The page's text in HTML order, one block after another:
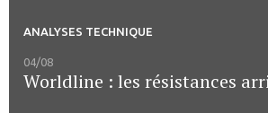
ANALYSES TECHNIQUE
04/08
Worldline : les résistances